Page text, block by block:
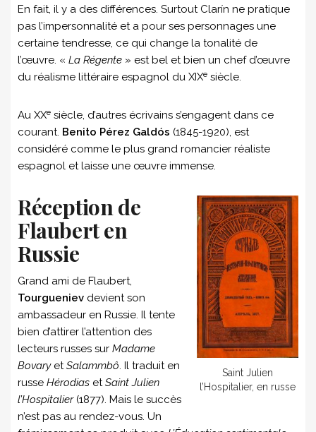
En fait, il y a des différences. Surtout Clarín ne pratique
pas l’impersonnalité et a pour ses personnages une
certaine tendresse, ce qui change la tonalité de
l’œuvre. « La Régente » est bel et bien un chef d’œuvre
du réalisme littéraire espagnol du XIXe siècle.
Au XXe siècle, d’autres écrivains s’engagent dans ce
courant. Benito Pérez Galdós (1845-1920), est
considéré comme le plus grand romancier réaliste
espagnol et laisse une œuvre immense.
Saint Julien
l’Hospitalier, en russe
Réception de
Flaubert en
Russie
Grand ami de Flaubert,
Tourgueniev devient son
ambassadeur en Russie. Il tente
bien d’attirer l’attention des
lecteurs russes sur Madame
BovaryetSalammbô. Il traduit en
russe Hérodias etSaint Julien
l’Hospitalier (1877). Mais le succès
n’est pas au rendez-vous. Un